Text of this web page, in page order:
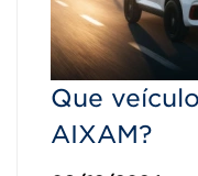
Que
AIXAM?